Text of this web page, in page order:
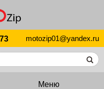
motozip01@yandex.ru
Меню